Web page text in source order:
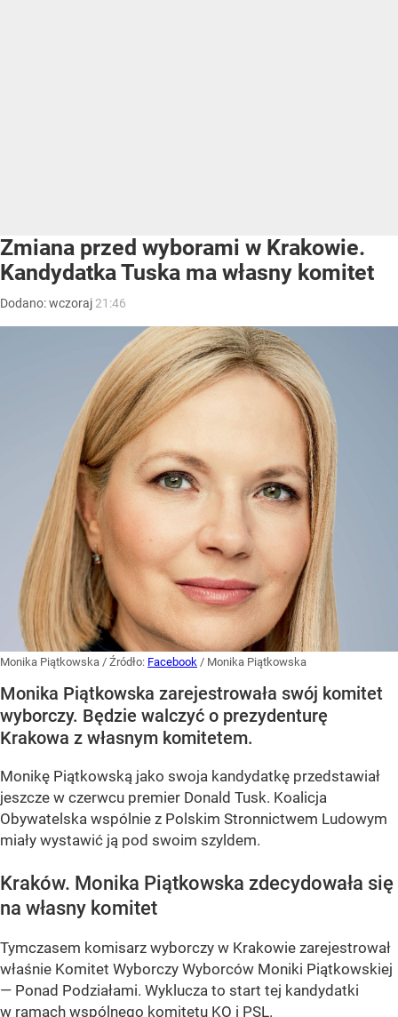
Zmiana przed wyborami w Krakowie.
Kandydatka Tuska ma własny komitet
Dodano:wczoraj 21:46
Monika Piątkowska / Źródło: Facebook / Monika Piątkowska
Monika Piątkowska zarejestrowała swój komitet
wyborczy. Będzie walczyć o prezydenturę
Krakowa z własnym komitetem.
Monikę Piątkowską jako swoja kandydatkę przedstawiał
jeszcze w czerwcu premier Donald Tusk. Koalicja
Obywatelska wspólnie z Polskim Stronnictwem Ludowym
miały wystawić ją pod swoim szyldem.
Kraków. Monika Piątkowska zdecydowała się
na własny komitet
Tymczasem komisarz wyborczy w Krakowie zarejestrował
właśnie Komitet Wyborczy Wyborców Moniki Piątkowskiej
— Ponad Podziałami. Wyklucza to start tej kandydatki
w ramach wspólnego komitetu KO i PSL.